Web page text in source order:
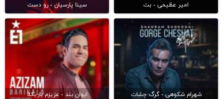
امیر عظیمی - بت سینا پارسیان - رو دست
شهرام شکوهی - گرگ چشات ایوان بند - عزیزم باریکلا